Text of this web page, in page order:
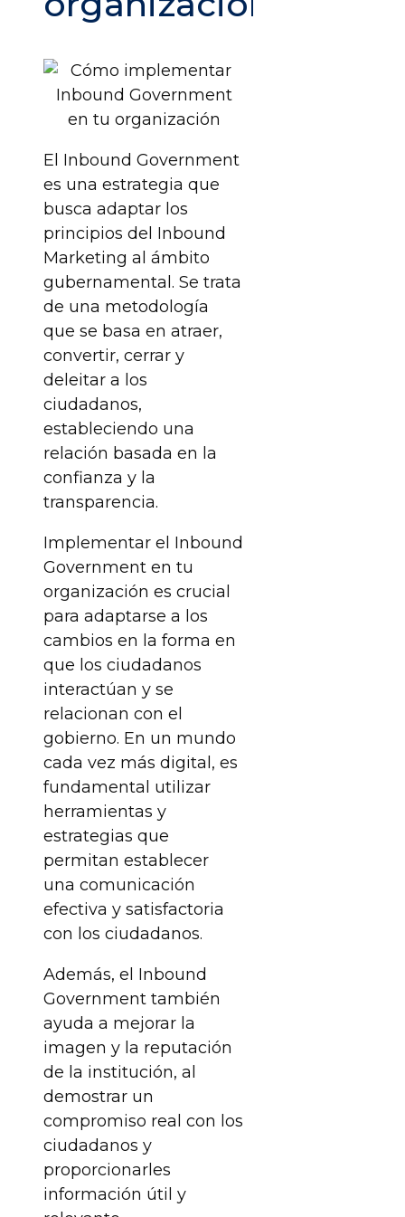
El Inbound Government
es una estrategia que
busca adaptar los
principios del Inbound
Marketing al ámbito
gubernamental. Se trata
de una metodología
que se basa en atraer,
convertir, cerrar y
deleitar a los
ciudadanos,
estableciendo una
relación basada en la
confianza y la
transparencia.
Implementar el Inbound
Government en tu
organización es crucial
para adaptarse a los
cambios en la forma en
que los ciudadanos
interactúan y se
relacionan con el
gobierno. En un mundo
cada vez más digital, es
fundamental utilizar
herramientas y
estrategias que
permitan establecer
una comunicación
efectiva y satisfactoria
con los ciudadanos.
Además, el Inbound
Government también
ayuda a mejorar la
imagen y la reputación
de la institución, al
demostrar un
compromiso real con los
ciudadanos y
proporcionarles
información útil y